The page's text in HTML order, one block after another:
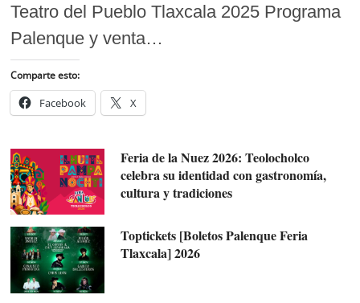
Teatro del Pueblo Tlaxcala 2025 Programa
Palenque y venta…
Comparte esto:
Facebook X
Feria de la Nuez 2026: Teolocholco
celebra su identidad con gastronomía,
cultura y tradiciones
Toptickets [Boletos Palenque Feria
Tlaxcala] 2026